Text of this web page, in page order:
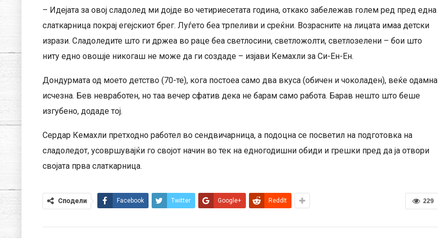
– Идејата за овој сладолед ми дојде во четириесетата година, откако забележав голем ред пред една
слаткарница покрај егејскиот брег. Луѓето беа трпеливи и среќни. Возрасните на лицата имаа детски
изрази. Сладоледите што ги држеа во раце беа светлосини, светложолти, светлозелени – бои што
ниту едно овошје никогаш не може да ги создаде – изјави Кемахли за Си-Ен-Ен.
Дондурмата од моето детство (70-те), кога постоеа само два вкуса (обичен и чоколаден), веќе одамна
исчезна. Бев невработен, но таа вечер сфатив дека не барам само работа. Барав нешто што беше
изгубено, додаде тој.
Сердар Кемахли претходно работел во сендвичарница, а подоцна се посветил на подготовка на
сладоледот, усовршувајќи го својот начин во тек на едногодишни обиди и грешки пред да ја отвори
својата прва слаткарница.
229
Сподели Facebook Twitter Google+ ReddIt